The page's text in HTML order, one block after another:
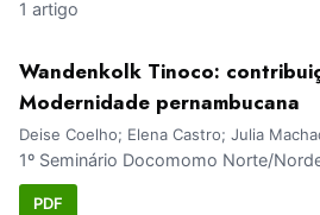
1 artigo
Wandenkolk Tinoco:
Modernidade pernambucana
Deise Coelho; Elena Castro; Julia
1º Seminário Docomomo Norte/
PDF